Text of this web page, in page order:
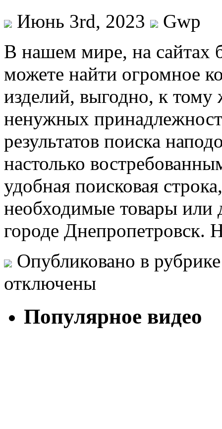
Июнь 3rd, 2023
Gwp
В нaшeм мирe, на сайтах
можете найти огромное
изделий, выгодно, к тому
ненужных
результатов поиска
настолько
удобная поисковая
необходимые товары или
городе
Опубликовано в
отключены
Популярное видео